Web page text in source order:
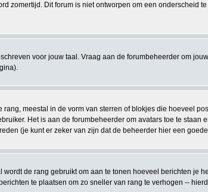
zomertijd. Dit forum is niet ontworpen om een onderscheid
voor jouw taal. Vraag aan de forumbeheerder om
meestal in de vorm van sterren of blokjes die hoeveel
Het is aan de forumbeheerder om avatars toe te staan
(je kunt er zeker van zijn dat de beheerder hier een
de rang gebruikt om aan te tonen hoeveel berichten je
te plaatsen om zo sneller van rang te verhogen --